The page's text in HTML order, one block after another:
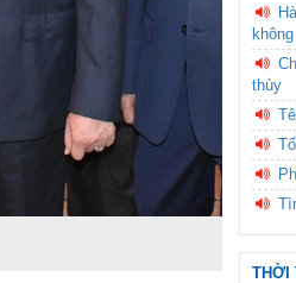
không
thùy
THỜI